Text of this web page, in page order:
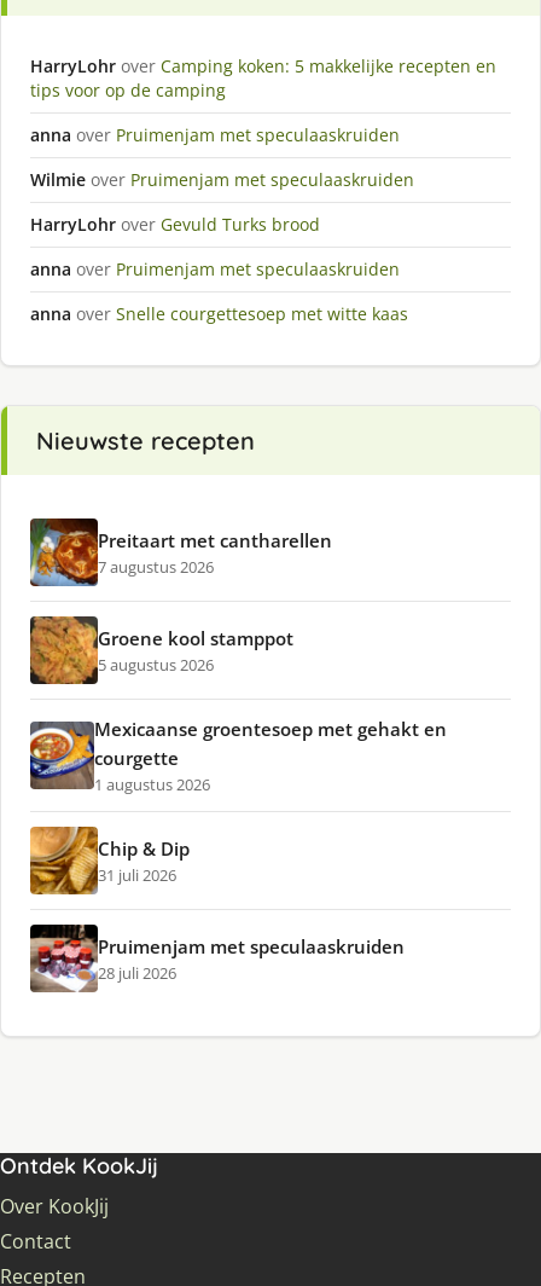
HarryLohr over Camping koken: 5 makkelijke recepten en
tips voor op de camping
anna over Pruimenjam met speculaaskruiden
Wilmie over Pruimenjam met speculaaskruiden
HarryLohr over Gevuld Turks brood
anna over Pruimenjam met speculaaskruiden
anna over Snelle courgettesoep met witte kaas
Nieuwste recepten
Preitaart met cantharellen
7 augustus 2026
Groene kool stamppot
5 augustus 2026
Mexicaanse groentesoep met gehakt en
courgette
1 augustus 2026
Chip & Dip
31 juli 2026
Pruimenjam met speculaaskruiden
28 juli 2026
Ontdek KookJij
Over KookJij
Contact
Recepten